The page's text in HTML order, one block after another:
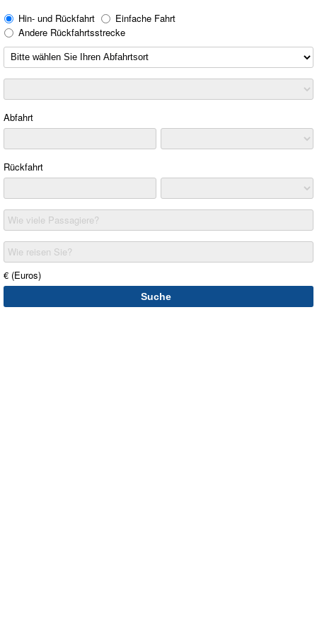
Hin- und Rückfahrt
Einfache Fahrt
Andere Rückfahrtsstrecke
Abfahrt
Rückfahrt
Wie viele Passagiere?
Wie reisen Sie?
€ (Euros)
Suche